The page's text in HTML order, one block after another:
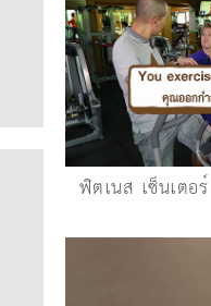
ฟิตเนส เซ็นเตอร์